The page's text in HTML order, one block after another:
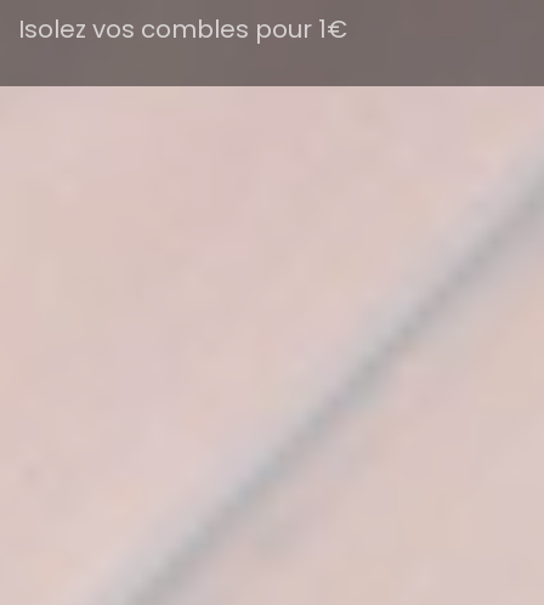
Isolez vos combles pour 1€